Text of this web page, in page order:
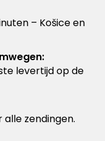
– Košice en
levertijd op de
zendingen.